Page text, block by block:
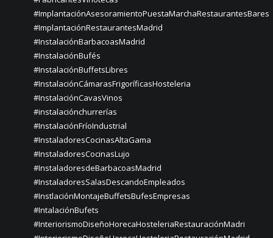
#ImplantaciónAsesoramientoPuestaMarchaRestaurantesBares
#ImplantaciónRestaurantesMadrid
#InstalaciónBarbacoasMadrid
#InstalaciónBufés
#InstalaciónBuffetsLibres
#InstalaciónCámarasFrigoríficasHosteleria
#InstalaciónCavasVinos
#instalaciónchurrerías
#InstalaciónFríoIndustrial
#InstaladoresCocinasAltaGama
#InstaladoresCocinasLujo
#InstaladoresdeBarbacoasMadrid
#InstaladoresSalasDescandoEmpleados
#InstlaciónMontajeBuffetsBufesEmpresas
#IntalaciónBufets
#InteriorismoDiseñoHorecaHosteleriaRestauraciónMadri